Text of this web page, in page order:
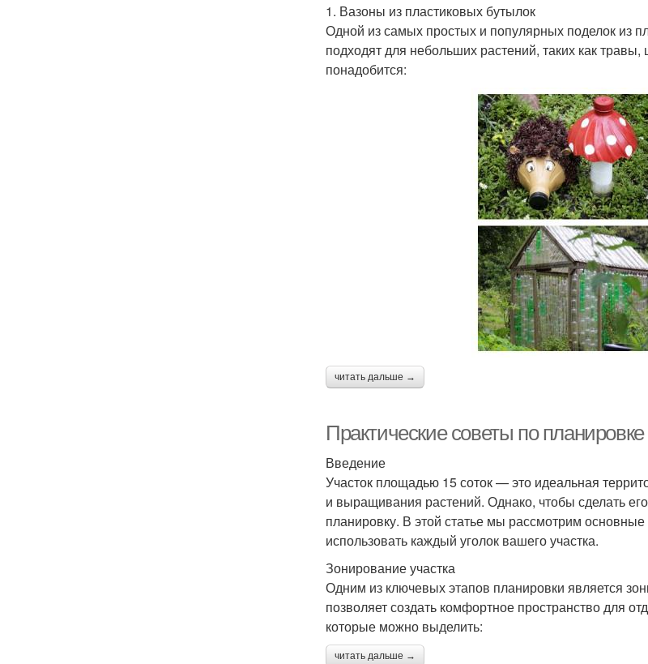
1. Вазоны из пластиковых бутылок
Одной из самых простых и популярных поделок из
подходят для небольших растений, таких как
понадобится:
читать дальше →
Практические советы по планировке
Введение
Участок площадью 15 соток — это идеальная
и выращивания растений. Однако, чтобы сделать
планировку. В этой статье мы рассмотрим
использовать каждый уголок вашего участка.
Зонирование участка
Одним из ключевых этапов планировки является
позволяет создать комфортное пространство для
которые можно выделить:
читать дальше →